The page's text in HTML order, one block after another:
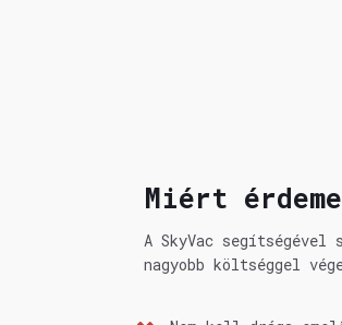
Miért
A SkyVac
nagyobb költséggel